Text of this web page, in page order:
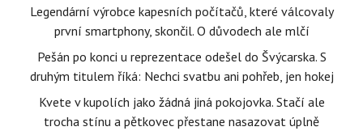
Legendární výrobce kapesních počítačů, které válcovaly
první smartphony, skončil. O důvodech ale mlčí
Pešán po konci u reprezentace odešel do Švýcarska. S
druhým titulem říká: Nechci svatbu ani pohřeb, jen hokej
Kvete v kupolích jako žádná jiná pokojovka. Stačí ale
trocha stínu a pětkovec přestane nasazovat úplně